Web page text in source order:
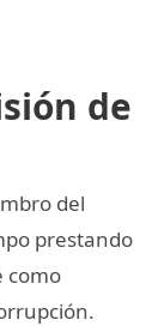
de
del
prestando
como